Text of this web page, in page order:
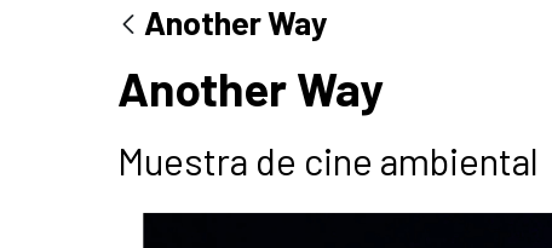
Another Way
Another Way
Muestra de cine ambiental